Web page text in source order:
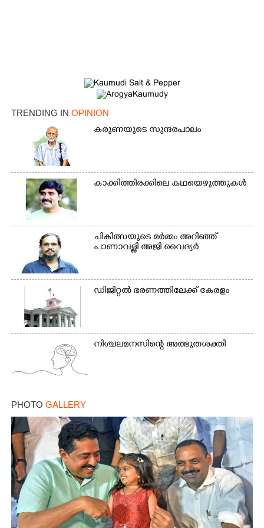
TRENDING IN OPINION
കരുണയുടെ സുന്ദരപാലം
കാക്കിത്തിരക്കിലെ കഥയെഴുത്തുകൾ
ചികിത്സയുടെ മർമ്മം അറിഞ്ഞ്
പാണാവള്ളി അജി വൈദ്യർ
ഡിജിറ്റൽ ഭരണത്തിലേക്ക് കേരളം
നിശ്ചലമനസിന്റെ അത്ഭുതശക്തി
PHOTO GALLERY